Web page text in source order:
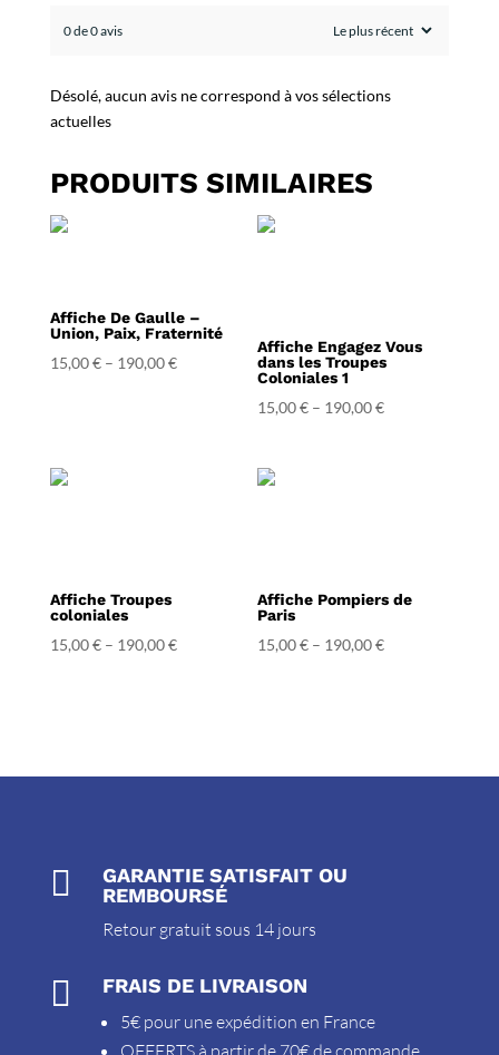
0 de 0 avis
Désolé, aucun avis ne correspond à vos sélections
actuelles
PRODUITS SIMILAIRES
Affiche De Gaulle –
Union, Paix, Fraternité
15,00€– 190,00€
Affiche Engagez Vous
dans les Troupes
Coloniales 1
15,00€ – 190,00€
Affiche Troupes
coloniales
15,00€– 190,00€
Affiche Pompiers de
Paris
15,00€ – 190,00€

GARANTIE SATISFAIT OU
REMBOURSÉ
Retour gratuit sous 14 jours
 FRAIS DE LIVRAISON
5€ pour une expédition en France
OFFERTS à partir de 70€ de commande